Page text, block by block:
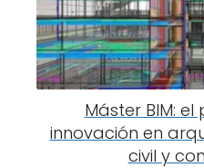
Máster BIM:
innovación en
civil y